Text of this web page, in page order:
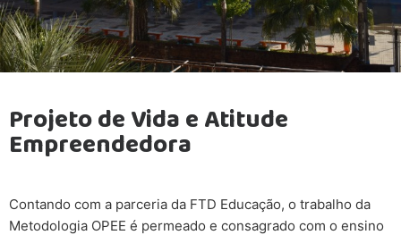
Projeto de Vida e Atitude
Empreendedora
Contando com a parceria da FTD Educação, o trabalho da
Metodologia OPEE é permeado e consagrado com o ensino